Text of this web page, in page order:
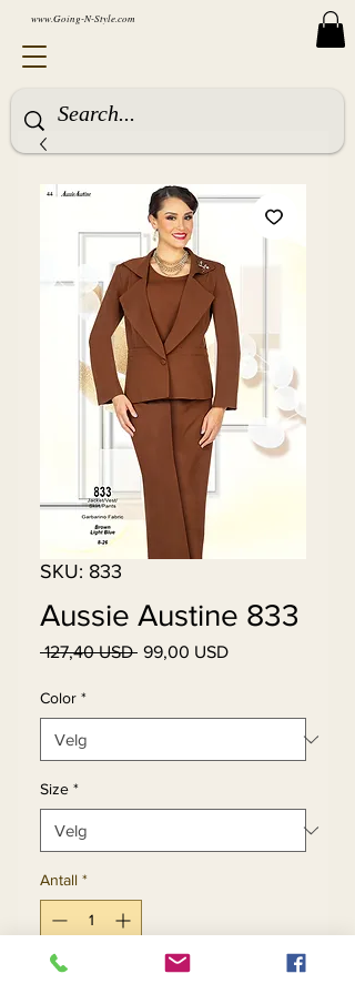
www.Going-N-Style.com
SKU: 833
Aussie Austine 833
127,40 USD Vanlig
99,00 USDSalgspris
Color *
Size *
Antall *